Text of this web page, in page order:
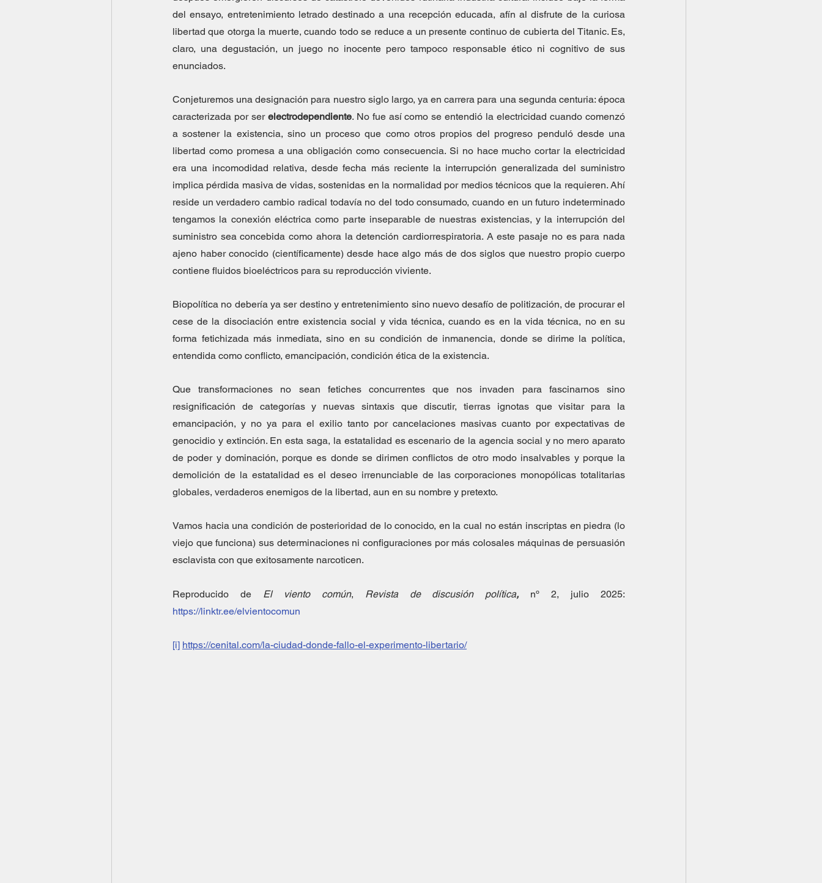
del ensayo, entretenimiento letrado destinado a una recepción educada, afín al disfrute de la curiosa
libertad que otorga la muerte, cuando todo se reduce a un presente continuo de cubierta del Titanic. Es,
claro, una degustación, un juego no inocente pero tampoco responsable ético ni cognitivo de sus
enunciados.
Conjeturemos una designación para nuestro siglo largo, ya en carrera para una segunda centuria: época
caracterizada por ser electrodependiente. No fue así como se entendió la electricidad cuando comenzó
a sostener la existencia, sino un proceso que como otros propios del progreso penduló desde una
libertad como promesa a una obligación como consecuencia. Si no hace mucho cortar la electricidad
era una incomodidad relativa, desde fecha más reciente la interrupción generalizada del suministro
implica pérdida masiva de vidas, sostenidas en la normalidad por medios técnicos que la requieren. Ahí
reside un verdadero cambio radical todavía no del todo consumado, cuando en un futuro indeterminado
tengamos la conexión eléctrica como parte inseparable de nuestras existencias, y la interrupción del
suministro sea concebida como ahora la detención cardiorrespiratoria. A este pasaje no es para nada
ajeno haber conocido (científicamente) desde hace algo más de dos siglos que nuestro propio cuerpo
contiene fluidos bioeléctricos para su reproducción viviente.
Biopolítica no debería ya ser destino y entretenimiento sino nuevo desafío de politización, de procurar el
cese de la disociación entre existencia social y vida técnica, cuando es en la vida técnica, no en su
forma fetichizada más inmediata, sino en su condición de inmanencia, donde se dirime la política,
entendida como conflicto, emancipación, condición ética de la existencia.
Que transformaciones no sean fetiches concurrentes que nos invaden para fascinarnos sino
resignificación de categorías y nuevas sintaxis que discutir, tierras ignotas que visitar para la
emancipación, y no ya para el exilio tanto por cancelaciones masivas cuanto por expectativas de
genocidio y extinción. En esta saga, la estatalidad es escenario de la agencia social y no mero aparato
de poder y dominación, porque es donde se dirimen conflictos de otro modo insalvables y porque la
demolición de la estatalidad es el deseo irrenunciable de las corporaciones monopólicas totalitarias
globales, verdaderos enemigos de la libertad, aun en su nombre y pretexto.
Vamos hacia una condición de posterioridad de lo conocido, en la cual no están inscriptas en piedra (lo
viejo que funciona) sus determinaciones ni configuraciones por más colosales máquinas de persuasión
esclavista con que exitosamente narcoticen.
Reproducido de El viento común, Revista de discusión política,
https://linktr.ee/elvientocomun
[i] https://cenital.com/la-ciudad-donde-fallo-el-experimento-libertario/